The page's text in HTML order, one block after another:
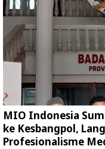
MIO Indonesia
ke Kesbangpol,
Profesionalisme